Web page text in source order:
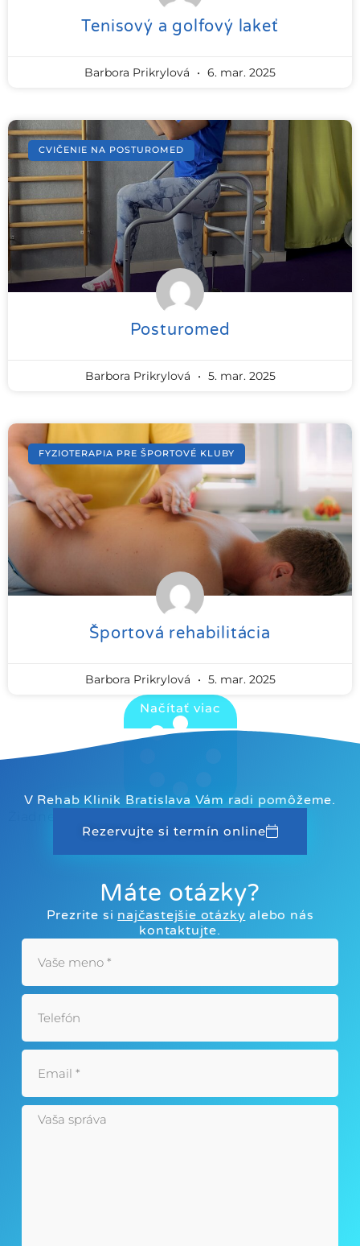
Tenisový a golfový lakeť
Barbora Prikrylová 6. mar. 2025
CVIČENIE NA POSTUROMED
Posturomed
Barbora Prikrylová 5. mar. 2025
FYZIOTERAPIA PRE ŠPORTOVÉ KLUBY
Športová rehabilitácia
Barbora Prikrylová 5. mar. 2025
Načítať viac
V Rehab Klinik Bratislava Vám radi pomôžeme.
Rezervujte si termín online
Máte otázky?
Prezrite si najčastejšie otázky alebo nás
kontaktujte.